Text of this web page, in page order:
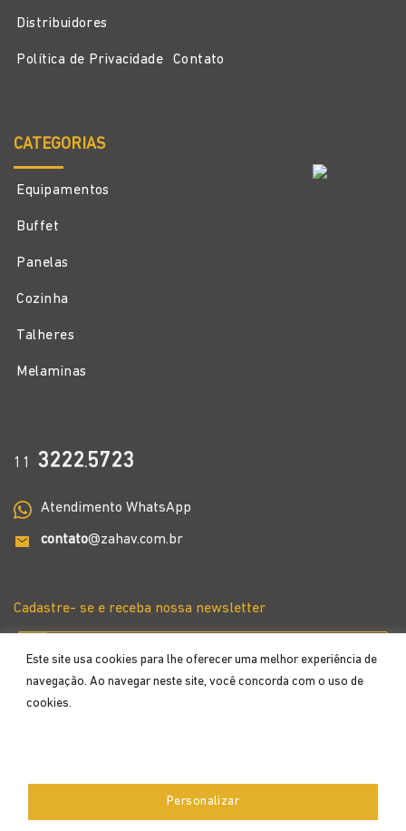
Este site usa cookies para lhe oferecer uma melhor experiência de
navegação. Ao navegar neste site, você concorda com o uso de
cookies.
Personalizar
Distribuidores
Política de Privacidade Contato
CATEGORIAS
Equipamentos
Buffet
Panelas
Cozinha
Talheres
Melaminas
11 3222.5723
Atendimento WhatsApp
contato@zahav.com.br
Cadastre- se e receba nossa newsletter